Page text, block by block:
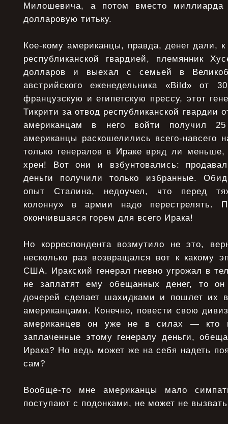
Милошевича, а потом вместо
долларовую титьку.
Кое-кому американцы, правда, денег дали,
республиканской гвардией, племянник
долларов и выехал с семьей в
австрийского еженедельника «Bild» от
французскую и египетскую прессу, этот
Тикрити за отвод республиканской гвардии
американцам в него войти получил
американцы раскошелились всего-навсего
только генералов в Ираке вряд ли
хрен! Вот они и взбунтовались:
деньги получили только избранные.
опыт Сталина, недоучел, что перед
колонну» в армии надо перестрелять.
окончившаяся горем для всего Ирака!
Но корреспондента возмутило не это,
несколько раз возвращался вот к какому
США. Иракский генерал гневно угрожал в
не заплатят ему обещанных денег, то
дочерей сделает шахидками и пошлет их
американцами. Конечно, повести свою
американцев он уже не в силах — кто
заплаченные этому генералу деньги,
Ирака? Но ведь может же на себя надеть
сам?
Вообще-то мне американцы мало
поступают с подонками, не может не